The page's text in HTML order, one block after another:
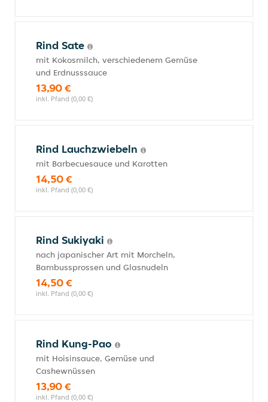
Rind Sate
mit Kokosmilch, verschiedenem Gemüse
und Erdnusssauce
13,90 €
inkl. Pfand (0,00 €)
Rind Lauchzwiebeln
mit Barbecuesauce und Karotten
14,50 €
inkl. Pfand (0,00 €)
Rind Sukiyaki
nach japanischer Art mit Morcheln,
Bambussprossen und Glasnudeln
14,50 €
inkl. Pfand (0,00 €)
Rind Kung-Pao
mit Hoisinsauce, Gemüse und
Cashewnüssen
13,90 €
inkl. Pfand (0,00 €)